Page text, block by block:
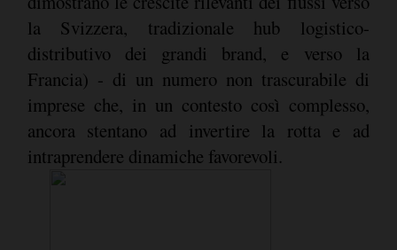
la Svizzera, tradizionale hub logistico-
distributivo dei grandi brand, e verso la
Francia) - di un numero non trascurabile di
imprese che, in un contesto così complesso,
ancora stentano ad invertire la rotta e ad
intraprendere dinamiche favorevoli.